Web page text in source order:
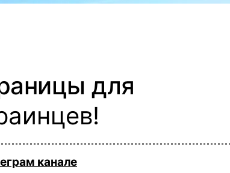
для
канале